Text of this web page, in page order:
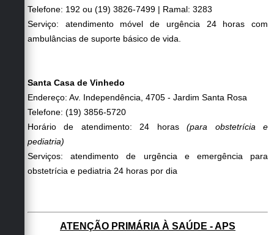
Telefone: 192 ou (19) 3826-7499 | Ramal: 3283
Serviço: atendimento móvel de urgência 24 horas com
ambulâncias de suporte básico de vida.
Santa Casa de Vinhedo
Endereço: Av. Independência, 4705 - Jardim Santa Rosa
Telefone: (19) 3856-5720
Horário de atendimento: 24 horas(para obstetrícia e
pediatria)
Serviços: atendimento de urgência e emergência para
obstetrícia e pediatria 24 horas por dia
ATENÇÃO PRIMÁRIA À SAÚDE - APS